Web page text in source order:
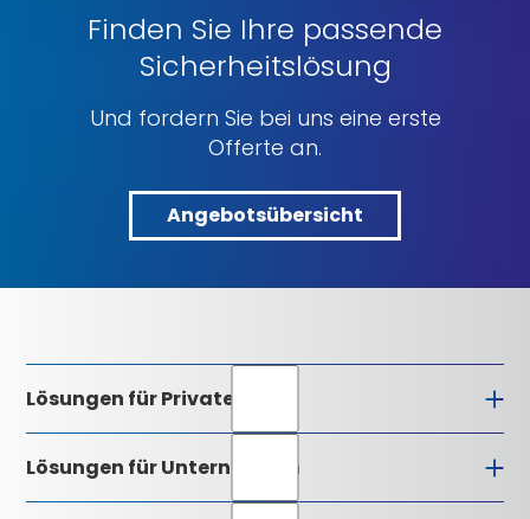
Finden Sie Ihre passende
Sicherheitslösung
Und fordern Sie bei uns eine erste
Offerte an.
Angebotsübersicht
Lösungen für Private
Lösungen für Unternehmen